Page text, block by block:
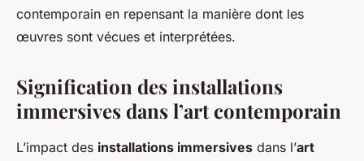
contemporain en repensant la manière dont les
œuvres sont vécues et interprétées.
Signification des installations
immersives dans l’art contemporain
L’impact des installations immersives dans l’art